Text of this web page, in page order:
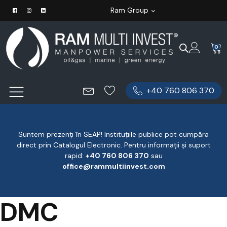
Ram Group
0
+40 760 806 370
Suntem prezenți în SEAP! Instituțiile publice pot cumpăra
direct prin Catalogul Electronic. Pentru informații și suport
rapid: ‪+40 760 806 370 ‬ sau
office@rammultiinvest.com
DMC